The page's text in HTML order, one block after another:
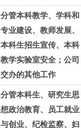
分管本科教学、学科和
专业建设、教师发展、
本科生招生宣传、本科
教学实验室安全； 公司
交办的其他工作
分管本科生、研究生思
想政治教育、员工就业
与创业、纪检监察、妇